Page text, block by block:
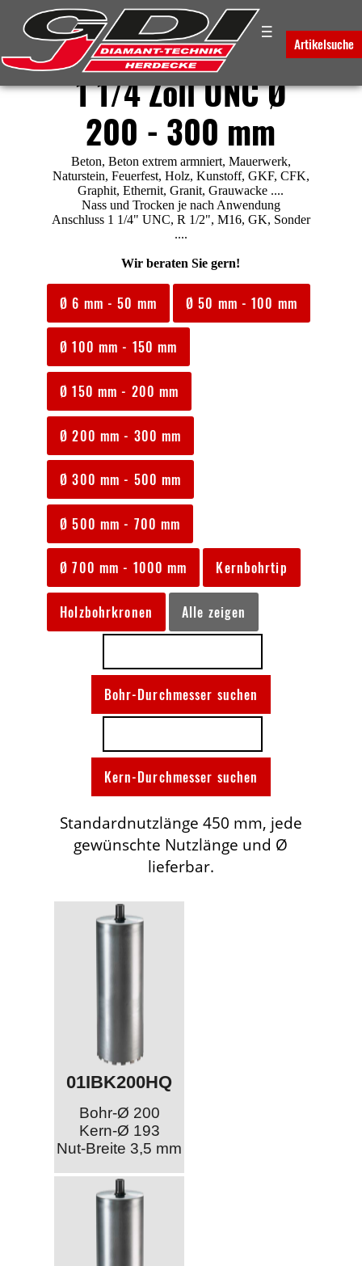
☰
Artikelsuche
Diamantbohrkronen
1 1/4 Zoll UNC Ø
200 - 300 mm
Beton, Beton extrem armniert, Mauerwerk,
Naturstein, Feuerfest, Holz, Kunstoff, GKF, CFK,
Graphit, Ethernit, Granit, Grauwacke ....
Nass und Trocken je nach Anwendung
Anschluss 1 1/4" UNC, R 1/2", M16, GK, Sonder
....
Wir beraten Sie gern!
Ø 6 mm - 50 mm Ø 50 mm - 100 mm
Ø 100 mm - 150 mm
Ø 150 mm - 200 mm
Ø 200 mm - 300 mm
Ø 300 mm - 500 mm
Ø 500 mm - 700 mm
Ø 700 mm - 1000 mm Kernbohrtip
Holzbohrkronen Alle zeigen
Standardnutzlänge 450 mm, jede
gewünschte Nutzlänge und Ø
lieferbar.
01IBK200HQ
Bohr-Ø 200
Kern-Ø 193
Nut-Breite 3,5 mm